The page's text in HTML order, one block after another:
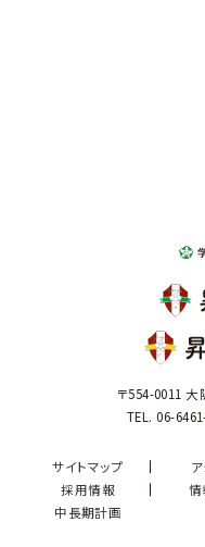
〒554-0011
TEL. 06-
サイトマップ
採用情報
情
中長期計画